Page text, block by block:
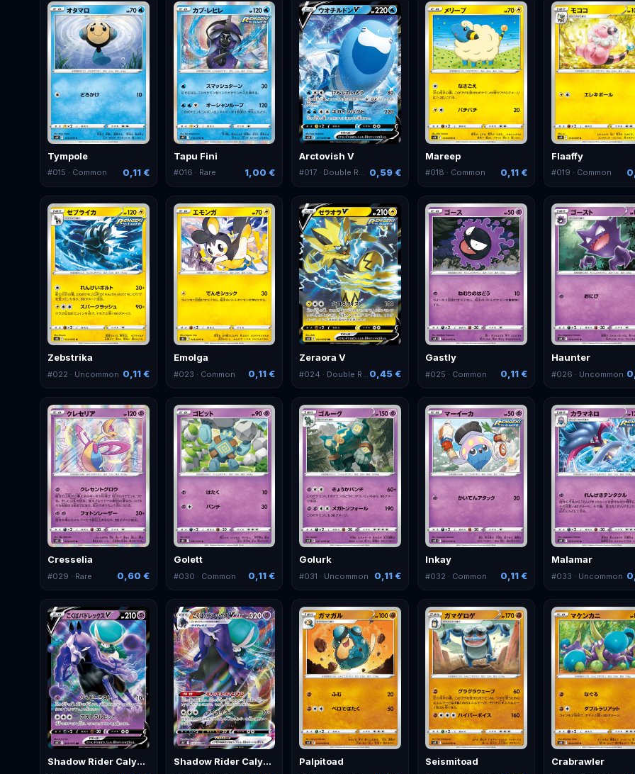
Tympole
#015 · Common 0,11 €
Tapu Fini
#016 · Rare 1,00 €
Arctovish V
#017 · Double Rare 0,59 €
Mareep
#018 · Common 0,11 €
Flaaffy
#019 · Common
Zebstrika
#022 · Uncommon 0,11 €
Emolga
#023 · Common 0,11 €
Zeraora V
#024 · Double Rare 0,45 €
Gastly
#025 · Common 0,11 €
Haunter
#026 · Uncommon
Cresselia
#029 · Rare 0,60 €
Golett
#030 · Common 0,11 €
Golurk
#031 · Uncommon 0,11 €
Inkay
#032 · Common 0,11 €
Malamar
#033 · Uncommon
Shadow Rider Calyrex V Shadow Rider Calyrex VMAX Palpitoad Seismitoad Crabrawler